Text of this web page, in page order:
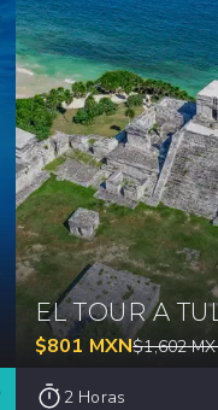
EL TOUR A
$801 MXN$1,602
2 Horas